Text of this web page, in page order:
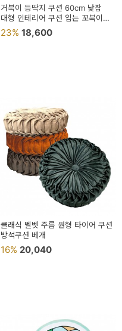
거북이 등딱지 쿠션 60cm 낮잠
대형 인테리어 쿠션 입는 꼬북이
등껍질 인형
23% 18,600
클래식 벨벳 주름 원형 타이어 쿠션
방석쿠션 베개
16% 20,040